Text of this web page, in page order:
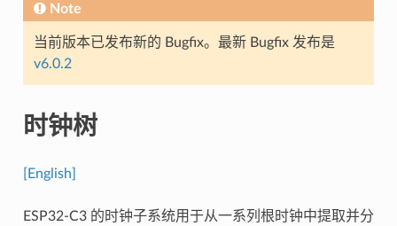
Note
当前版本已发布新的 Bugfix。最新 Bugfix 发布是
v6.0.2
时钟树
[English]
ESP32-C3 的时钟子系统用于从一系列根时钟中提取并分